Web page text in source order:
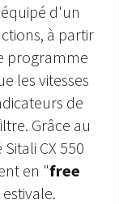
d'un
à partir
programme
les vitesses
de
Grâce au
CX 550
en "free